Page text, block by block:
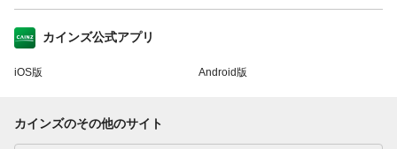
カインズ公式アプリ
iOS版 Android版
カインズのその他のサイト